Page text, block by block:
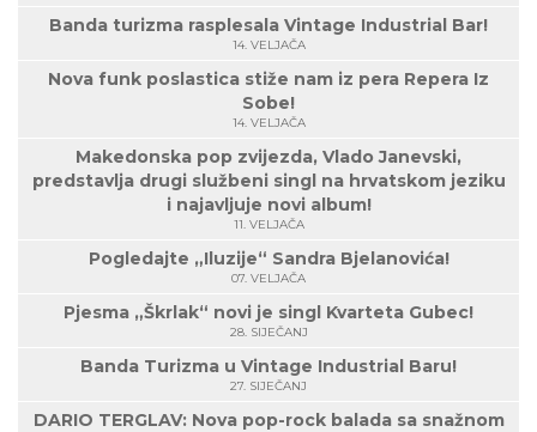
Banda turizma rasplesala Vintage Industrial Bar!
14. VELJAČA
Nova funk poslastica stiže nam iz pera Repera Iz
Sobe!
14. VELJAČA
Makedonska pop zvijezda, Vlado Janevski,
predstavlja drugi službeni singl na hrvatskom jeziku
i najavljuje novi album!
11. VELJAČA
Pogledajte „Iluzije“ Sandra Bjelanovića!
07. VELJAČA
Pjesma „Škrlak“ novi je singl Kvarteta Gubec!
28. SIJEČANJ
Banda Turizma u Vintage Industrial Baru!
27. SIJEČANJ
DARIO TERGLAV: Nova pop-rock balada sa snažnom